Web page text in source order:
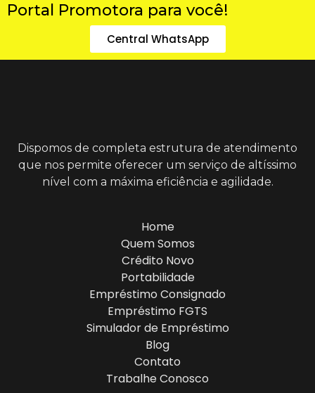
Portal Promotora para você!
Central WhatsApp
Dispomos de completa estrutura de atendimento
que nos permite oferecer um serviço de altíssimo
nível com a máxima eficiência e agilidade.
Home
Quem Somos
Crédito Novo
Portabilidade
Empréstimo Consignado
Empréstimo FGTS
Simulador de Empréstimo
Blog
Contato
Trabalhe Conosco